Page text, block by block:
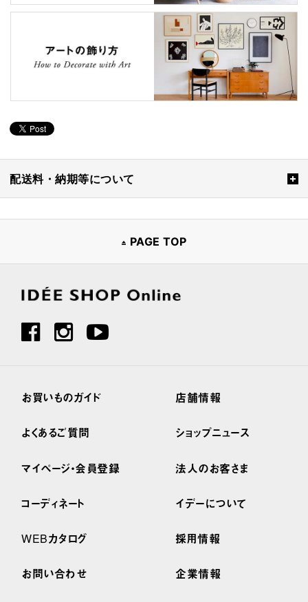
配送料・納期等について
PAGE TOP
お買いものガイド
よくあるご質問
マイページ・会員登録
コーディネート
WEBカタログ
お問い合わせ
店舗情報
ショップニュース
法人のお客さま
イデーについて
採用情報
企業情報